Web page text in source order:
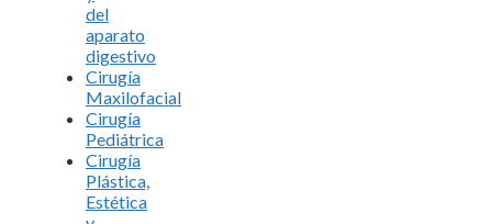
del
aparato
digestivo
Cirugía
Maxilofacial
Cirugía
Pediátrica
Cirugía
Plástica,
Estética